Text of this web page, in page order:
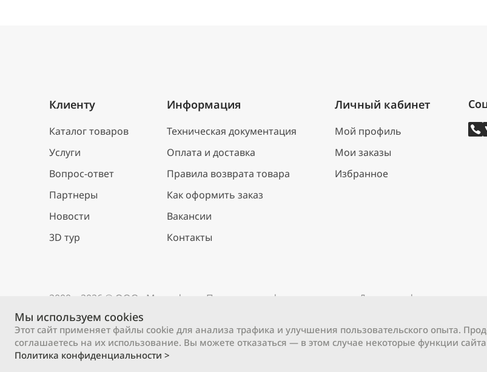
Клиенту
Каталог товаров
Услуги
Вопрос-ответ
Партнеры
Новости
3D тур
Информация
Техническая документация
Оплата и доставка
Правила возврата товара
Как оформить заказ
Вакансии
Контакты
Личный кабинет
Мой профиль
Мои заказы
Избранное
2000 – 2026 © ООО «М-профиль» Политика конфиденциальности Договор оферты
Мы используем cookies
Этот сайт применяет файлы cookie для анализа трафика и улучшения пользовательского опыта.
соглашаетесь на их использование. Вы можете отказаться — в этом случае некоторые функции
Политика конфиденциальности >